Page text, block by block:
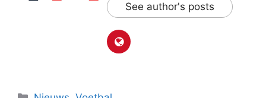
See author's posts
Categorieën